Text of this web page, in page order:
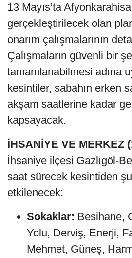
13 Mayıs’ta
gerçekleştirilecek olan
onarım çalışmalarının
Çalışmaların güvenli bir
tamamlanabilmesi adına
kesintiler, sabahın erken
akşam saatlerine kadar
kapsayacak.
İHSANİYE VE MERKEZ
İhsaniye ilçesi Gazlıgöl-
saat sürecek kesintiden
etkilenecek:
Sokaklar: Besihane,
Yolu, Derviş, Enerji,
Mehmet, Güneş,